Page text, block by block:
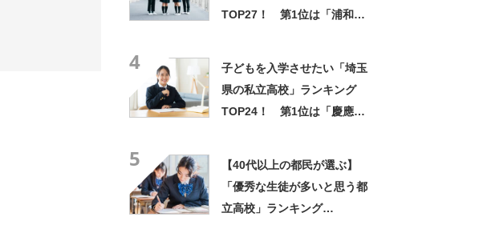
TOP27！ 第1位は「浦和高
4
子どもを入学させたい「埼玉
県の私立高校」ランキング
TOP24！ 第1位は「慶應義
5
【40代以上の都民が選ぶ】
「優秀な生徒が多いと思う都
立高校」ランキング